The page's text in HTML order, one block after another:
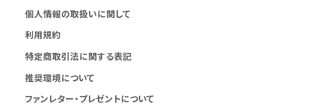
個人情報の取扱いに関して
利用規約
特定商取引法に関する表記
推奨環境について
ファンレター・プレゼントについて